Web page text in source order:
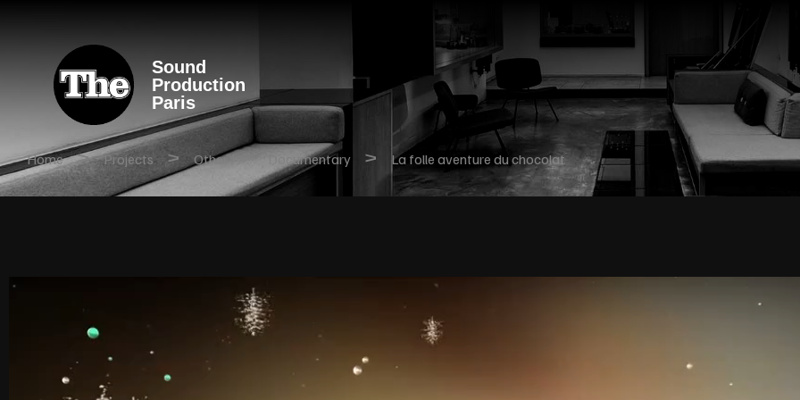
Sound
Production
Paris
Home > Projects > Other > Documentary > La folle aventure du chocolat